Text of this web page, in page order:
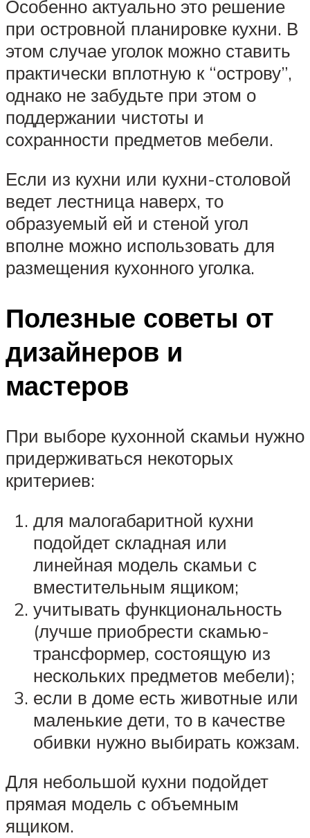
Особенно актуально это решение
при островной планировке кухни. В
этом случае уголок можно ставить
практически вплотную к “острову”,
однако не забудьте при этом о
поддержании чистоты и
сохранности предметов мебели.
Если из кухни или кухни-столовой
ведет лестница наверх, то
образуемый ей и стеной угол
вполне можно использовать для
размещения кухонного уголка.
Полезные советы от
дизайнеров и
мастеров
При выборе кухонной скамьи нужно
придерживаться некоторых
критериев:
для малогабаритной кухни
подойдет складная или
линейная модель скамьи с
вместительным ящиком;
учитывать функциональность
(лучше приобрести скамью-
трансформер, состоящую из
нескольких предметов мебели);
если в доме есть животные или
маленькие дети, то в качестве
обивки нужно выбирать кожзам.
Для небольшой кухни подойдет
прямая модель с объемным
ящиком.